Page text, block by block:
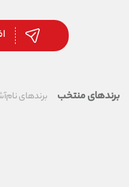
برندهای منتخب برندهای